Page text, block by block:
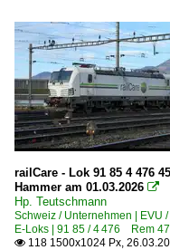
railCare - Lok 91 85 4 476
Hammer am 01.03.2026 
Hp. Teutschmann
Schweiz / Unternehmen | EVU
E-Loks | 91 85 / 4 476 Rem
 118 1500x1024 Px,